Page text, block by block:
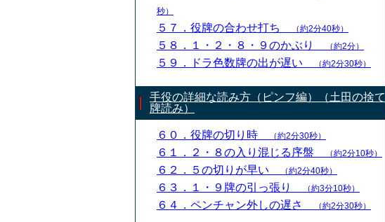
秒）
５７．役牌の合わせ打ち （約2分40秒）
５８．１・２・８・９のかぶり （約2分）
５９．ドラ色数牌の出が遅い （約2分30秒）
手役の詳細な読み方（ピンフ編）（土田の捨て
牌読み）
６０．役牌の切り時 （約2分30秒）
６１．２・８の入り混じる序盤 （約2分10秒）
６２．５の切りが早い （約2分40秒）
６３．１・９牌の引っ張り （約3分10秒）
６４．ペンチャン外しの遅さ （約2分30秒）